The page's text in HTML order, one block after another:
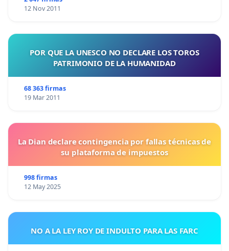
12 Nov 2011
POR QUE LA UNESCO NO DECLARE LOS TOROS
PATRIMONIO DE LA HUMANIDAD
68 363 firmas
19 Mar 2011
La Dian declare contingencia por fallas técnicas de
su plataforma de impuestos
998 firmas
12 May 2025
NO A LA LEY ROY DE INDULTO PARA LAS FARC